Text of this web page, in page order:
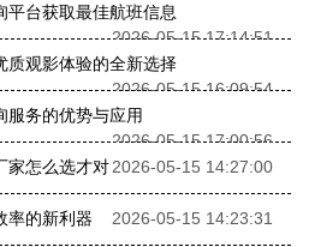
平台获取最佳航班信息
2026-05-15 17:14:51
质观影体验的全新选择
2026-05-15 16:09:54
服务的优势与应用
2026-05-15 17:00:56
家怎么选才对2026-05-15 14:27:00
率的新利器 2026-05-15 14:23:31